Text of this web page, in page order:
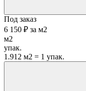
Под заказ
6 150 ₽ за м2
м2
упак.
1.912 м2 = 1 упак.